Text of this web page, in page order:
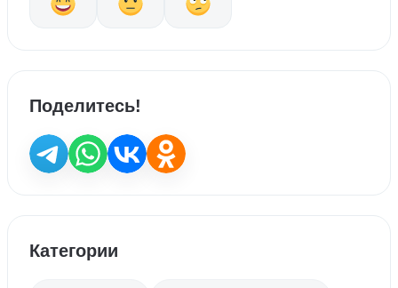
Поделитесь!
Категории